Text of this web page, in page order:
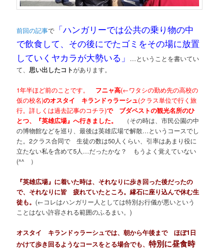
前回の記事で 「ハンガリーでは公共の乗り物の中
で飲食して、その後にでたゴミをその場に放置
していくヤカラが大勢いる」 …ということを書いてい
て、思い出したコトがあります。
1年半ほど前のことです。 フニャ高(←ワタシの勤め先の高校の
仮の校名)のオスタイ キランドゥラーシュ(クラス単位で行く旅
行。詳しくは過去記事のコチラ)で ブダペストの観光名所のひ
とつ、『英雄広場』へ行きました。
（その時は、市民公園の中
の博物館などを巡り、最後は英雄広場で解散…というコースでし
た。2クラス合同で 生徒の数は50人くらい、引率はあまり役に
立たない私を含めて5人…だったかな？ もうよく覚えていない
(^^ゞ）
『英雄広場』に着いた時は、それなりに歩き回った後だったの
で、それなりに皆 疲れていたところ。縁石に座り込んで休む生
徒も。 (←コレはハンガリー人としては特別お行儀が悪いという
ことはない許容される範囲のふるまい。)
オスタイ キランドゥラーシュでは、朝から午後まで ほぼ1日
かけて歩き回るようなコースをとる場合でも、特別に昼食時